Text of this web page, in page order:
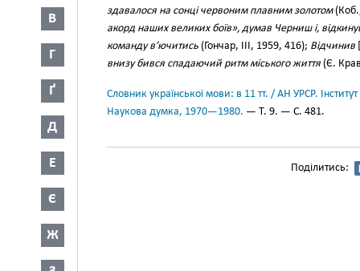
В
Г
Ґ
Д
Е
Є
Ж
здавалося на сонці червоним плавним золотом
акорд наших великих боїв», думав Черниш і,
команду в’ючитись (Гончар, III, 1959, 416); Відчинив
внизу бився спадаючий ритм міського життя (Є.
Словник української мови: в 11 тт. / АН УРСР.
Наукова думка, 1970—1980. — Т. 9. — С. 481.
Поділитись: